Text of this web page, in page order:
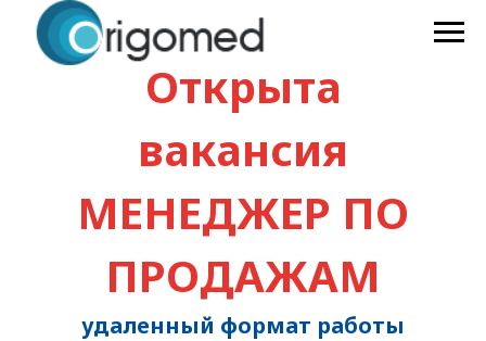
удаленный формат работы
Открыта
вакансия
МЕНЕДЖЕР ПО
ПРОДАЖАМ